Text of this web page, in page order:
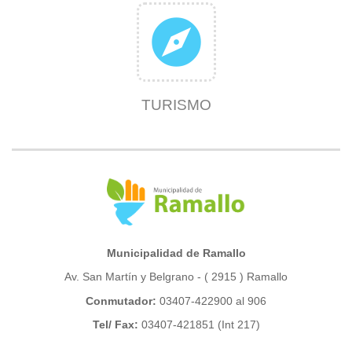
explore
TURISMO
Municipalidad de Ramallo
Av. San Martín y Belgrano - ( 2915 ) Ramallo
Conmutador: 03407-422900 al 906
Tel/ Fax: 03407-421851 (Int 217)